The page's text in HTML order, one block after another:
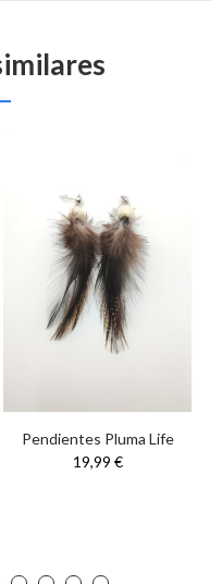
Pendientes Pluma Life
19,99 €